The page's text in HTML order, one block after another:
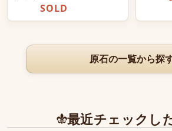
原石の一覧から探
最近チェックし